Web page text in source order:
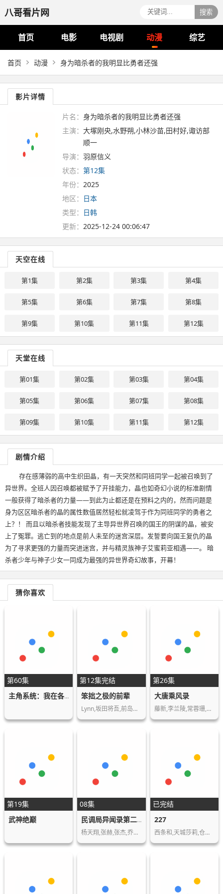
八哥看片网 搜索
首页 电影 电视剧 动漫 综艺
首页 动漫 身为暗杀者的我明显比勇者还强
影片详情
片名： 身为暗杀者的我明显比勇者还强
主演： 大塚刚央,水野朔,小林沙苗,田村好,诹访部
顺一
导演： 羽原信义
状态： 第12集
年份： 2025
地区： 日本
类型： 日韩
更新： 2025-12-24 00:06:47
天空在线
第1集 第2集 第3集 第4集
第5集 第6集 第7集 第8集
第9集 第10集 第11集 第12集
天堂在线
第01集 第02集 第03集 第04集
第05集 第06集 第07集 第08集
第09集 第10集 第11集 第12集
剧情介绍
存在感薄弱的高中生织田晶，有一天突然和同班同学一起被召唤到了
异世界。全班人因召唤都被赋予了开挂能力，晶也如奇幻小说的标准剧情
一般获得了暗杀者的力量——到此为止都还是在预料之内的，然而问题是
身为区区暗杀者的晶的属性数值居然轻松就凌驾于作为同班同学的勇者之
上？！ 而且以暗杀者技能发现了主导异世界召唤的国王的阴谋的晶，被安
上了冤罪。逃亡到的地点是前人未至的迷宫深层。发誓要向国王复仇的晶
为了寻求更强的力量而突进迷宫，并与精灵族神子艾蜜莉亚相遇——。 暗
杀者少年与神子少女一同成为最强的异世界奇幻故事，开幕！
猜你喜欢
第60集
主角系统：我在各界当大佬 动态漫画
第12集完结
笨拙之极的前辈
Lynn,坂田将吾,前岛亚美,斋贺光希
第26集
大唐乘风录
藤新,李兰陵,常蓉珊,林帽帽,叶知秋
第19集
武神绝巅
08集
民调局异闻录第二季
杨天翔,张赫,张杰,乔诗语,苏尚卿
已完结
227
西条和,天城莎莉,仓冈水巴,帆风千春,海乃琉…